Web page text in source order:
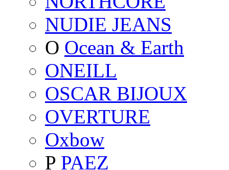
NUDIE JEANS
O Ocean & Earth
ONEILL
OSCAR BIJOUX
OVERTURE
Oxbow
P PAEZ